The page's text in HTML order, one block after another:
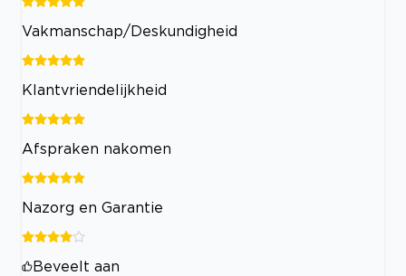
Vakmanschap/Deskundigheid
Klantvriendelijkheid
Afspraken nakomen
Nazorg en Garantie
Beveelt aan